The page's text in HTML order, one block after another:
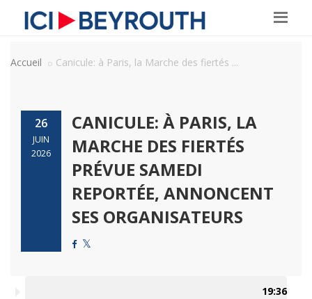
Accueil Canicule: à Paris, la Marche des fiertés ...
26
JUIN
2026
CANICULE: À PARIS, LA
MARCHE DES FIERTÉS
PRÉVUE SAMEDI
REPORTÉE, ANNONCENT
SES ORGANISATEURS
19:36